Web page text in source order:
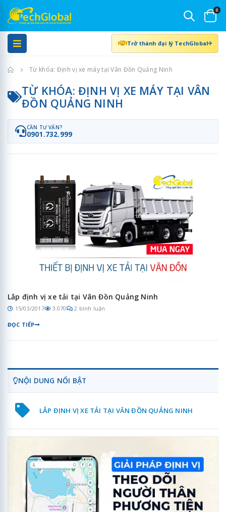
0
Trở thành đại lý TechGlobal
Trang chủTừ khóa: Định vị xe máy tại Vân Đồn Quảng Ninh
TỪ KHÓA: ĐỊNH VỊ XE MÁY TẠI VÂN
ĐỒN QUẢNG NINH
CẦN TƯ VẤN?
0901.732.999
Lắp định vị xe tải tại Vân Đồn Quảng Ninh
15/03/2017 3.070 2 bình luận
ĐỌC TIẾP
NỘI DUNG NỔI BẬT
LẮP ĐỊNH VỊ XE TẢI TẠI VÂN ĐỒN QUẢNG NINH